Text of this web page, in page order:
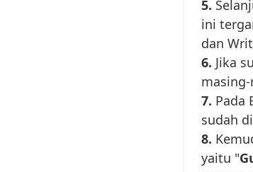
5.
ini
dan
6. Jika
7. Pada
sudah
8.
yaitu "